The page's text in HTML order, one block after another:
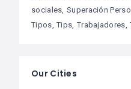
sociales Superación
Tipos Tips Trabajadores
Our Cities